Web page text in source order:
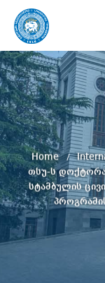
Home
თსუ-ს
სტამბულის